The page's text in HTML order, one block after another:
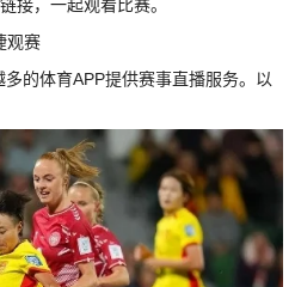
接，一起观看比赛。
观赛
的体育APP提供赛事直播服务。以